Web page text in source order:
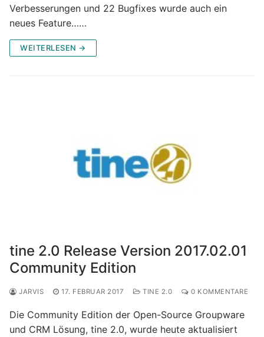
Verbesserungen und 22 Bugfixes wurde auch ein
neues Feature……
WEITERLESEN →
tine 2.0 Release Version 2017.02.01
Community Edition
JARVIS 17. FEBRUAR 2017 TINE 2.0 0 KOMMENTARE
Die Community Edition der Open-Source Groupware
und CRM Lösung, tine 2.0, wurde heute aktualisiert